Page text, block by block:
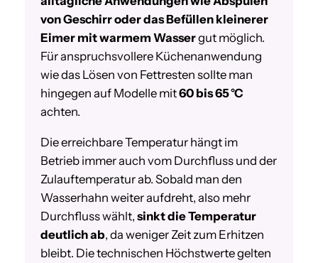
von Geschirr oder das Befüllen kleinerer
Eimer mit warmem Wassergut möglich.
Für anspruchsvollere Küchenanwendung
wie das Lösen von Fettresten sollte man
hingegen auf Modelle mit60 bis 65 °C
achten.
Die erreichbare Temperatur hängt im
Betrieb immer auch vom Durchfluss und der
Zulauftemperatur ab. Sobald man den
Wasserhahn weiter aufdreht, also mehr
Durchfluss wählt,sinkt die Temperatur
deutlich ab, da weniger Zeit zum Erhitzen
bleibt. Die technischen Höchstwerte gelten